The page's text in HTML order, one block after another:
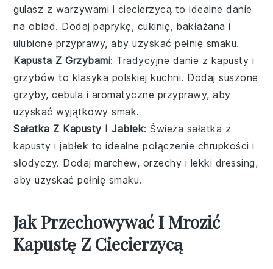
gulasz z warzywami i ciecierzycą to idealne danie
na obiad. Dodajpaprykę, cukinię, bakłażana i
ulubione przyprawy, aby uzyskać pełnię smaku.
Kapusta Z Grzybami: Tradycyjne danie z kapusty i
grzybów to klasyka polskiej kuchni. Dodaj suszone
grzyby,cebula i aromatyczne przyprawy, aby
uzyskać wyjątkowy smak.
Sałatka Z Kapusty I Jabłek: Świeża sałatka z
kapusty ijabłek to idealne połączenie chrupkości i
słodyczy. Dodajmarchew, orzechy i lekki dressing,
aby uzyskać pełnię smaku.
Jak Przechowywać I Mrozić
Kapustę Z Ciecierzycą